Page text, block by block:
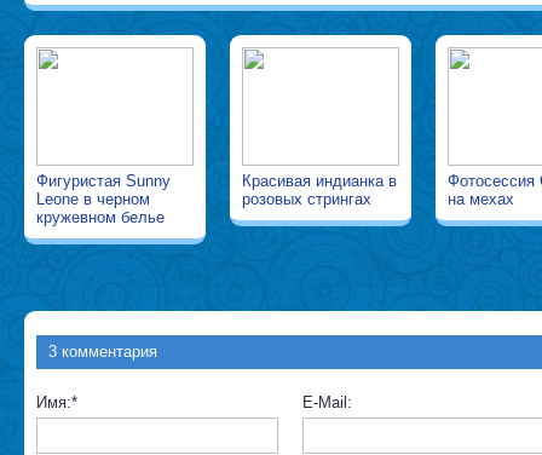
Фигуристая Sunny
Leone в черном
кружевном белье
Красивая индианка в
розовых стрингах
Фотосессия
на мехах
3 комментария
Имя:* E-Mail: